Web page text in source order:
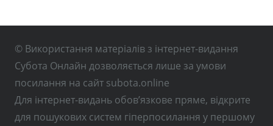
© Використання матеріалів з інтернет-видання
Субота Онлайн дозволяється лише за умови
посилання на сайт subota.online
Для інтернет-видань обов’язкове пряме, відкрите
для пошукових систем гіперпосилання у першому